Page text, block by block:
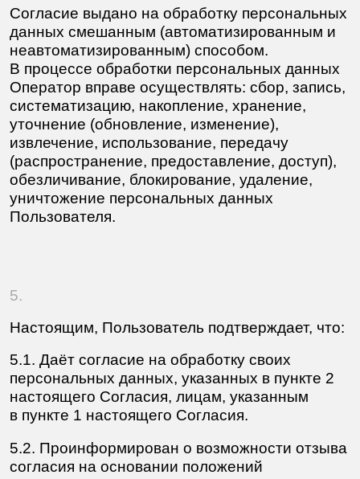
или усиленной квалифицированной
электронной подписью), на имя лиц,
указанных в пункте 1 Согласия, в том числе
проинформирован о праве отозвать Согласие
в целях прекращения обработки лицом,
указанным в пункте 1 Согласия, как и всех,
указанных в пункте 2 Согласия персональных
данных, так и отдельно биометрических
персональных данных (если таковые будут
запрошены Оператором и предоставлены
Пользователем).
5.3. Проинформирован, что лица, указанные
в пункте 1 настоящего Согласия, вправе
продолжать обработку персональных данных
Федерального закона от 27.07.2006 № 152-ФЗ
«О персональных данных».
5.4. Даёт согласие на получение рекламно-
Оператором о возможности и порядке
совершения отказа от таковой.
Согласие вступает в силу с момента начала